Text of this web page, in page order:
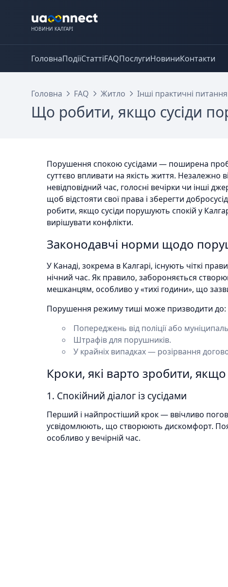
НОВИНИ КАЛГАРІ
ГоловнаПодіїСтаттіFAQПослугиНовиниКонтакти
Головна FAQ Житло Інші практичні питання
Що робити, якщо сусіди
Порушення спокою сусідами — поширена
суттєво впливати на якість життя. Незалежно
невідповідний час, голосні вечірки чи інші
щоб відстояти свої права і зберегти
робити, якщо сусіди порушують спокій у
вирішувати конфлікти.
Законодавчі норми щодо
У Канаді, зокрема в Калгарі, існують чіткі
нічний час. Як правило, забороняється
мешканцям, особливо у «тихі години», що
Порушення режиму тиші може призводити до:
Попереджень від поліції або
Штрафів для порушників.
У крайніх випадках — розірвання
Кроки, які варто зробити,
1. Спокійний діалог із сусідами
Перший і найпростіший крок — ввічливо
усвідомлюють, що створюють дискомфорт.
особливо у вечірній час.